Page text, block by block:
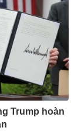
Trump hoàn